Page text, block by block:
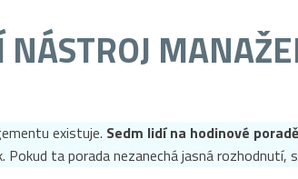
NÁSTROJ
existuje. Sedm lidí na hodinové
ta porada nezanechá jasná